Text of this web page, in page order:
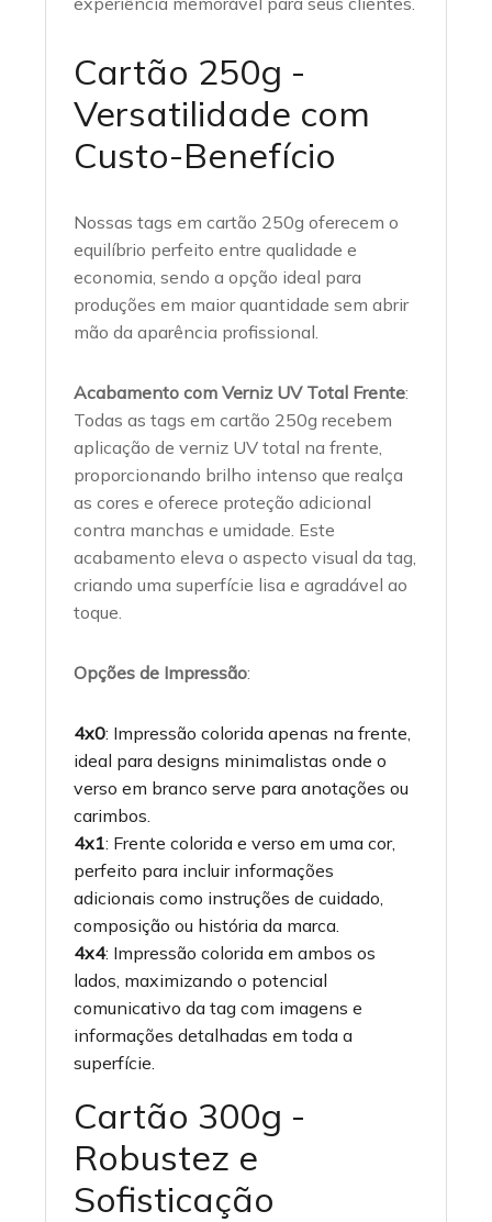
Cartão 250g -
Versatilidade com
Custo-Benefício
Nossas tags em cartão 250g oferecem o
equilíbrio perfeito entre qualidade e
economia, sendo a opção ideal para
produções em maior quantidade sem abrir
mão da aparência profissional.
Acabamento com Verniz UV Total Frente:
Todas as tags em cartão 250g recebem
aplicação de verniz UV total na frente,
proporcionando brilho intenso que realça
as cores e oferece proteção adicional
contra manchas e umidade. Este
acabamento eleva o aspecto visual da tag,
criando uma superfície lisa e agradável ao
toque.
Opções de Impressão:
4x0: Impressão colorida apenas na frente,
ideal para designs minimalistas onde o
verso em branco serve para anotações ou
carimbos.
4x1: Frente colorida e verso em uma cor,
perfeito para incluir informações
adicionais como instruções de cuidado,
composição ou história da marca.
4x4: Impressão colorida em ambos os
lados, maximizando o potencial
comunicativo da tag com imagens e
informações detalhadas em toda a
superfície.
Cartão 300g -
Robustez e
Sofisticação